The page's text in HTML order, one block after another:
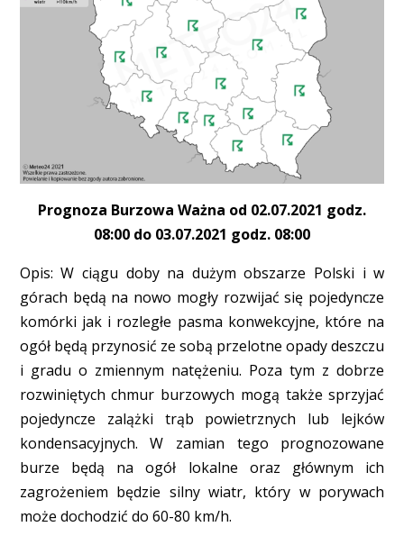
Prognoza Burzowa Ważna od 02.07.2021 godz.
08:00 do 03.07.2021 godz. 08:00
Opis: W ciągu doby na dużym obszarze Polski i w
górach będą na nowo mogły rozwijać się pojedyncze
komórki jak i rozległe pasma konwekcyjne, które na
ogół będą przynosić ze sobą przelotne opady deszczu
i gradu o zmiennym natężeniu. Poza tym z dobrze
rozwiniętych chmur burzowych mogą także sprzyjać
pojedyncze zalążki trąb powietrznych lub lejków
kondensacyjnych. W zamian tego prognozowane
burze będą na ogół lokalne oraz głównym ich
zagrożeniem będzie silny wiatr, który w porywach
może dochodzić do 60-80 km/h.